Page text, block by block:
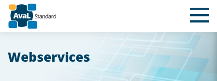
Webservices